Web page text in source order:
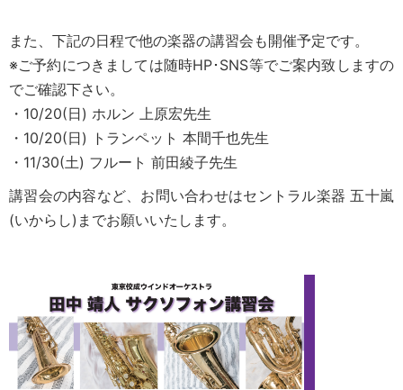
また、下記の日程で他の楽器の講習会も開催予定です。
※ご予約につきましては随時HP･SNS等でご案内致しますの
でご確認下さい。
・10/20(日) ホルン 上原宏先生
・10/20(日) トランペット 本間千也先生
・11/30(土) フルート 前田綾子先生
講習会の内容など、お問い合わせはセントラル楽器 五十嵐
(いからし)までお願いいたします。